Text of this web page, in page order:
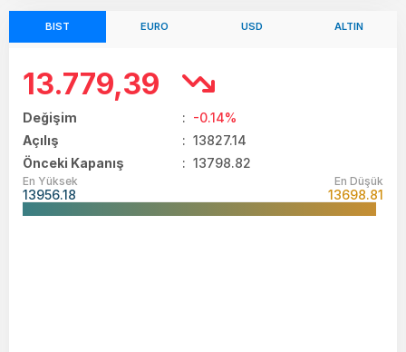
BIST EURO USD ALTIN
13.779,39
Değişim : -0.14%
Açılış
: 13827.14
Önceki Kapanış
: 13798.82
En Yüksek
13956.18
En Düşük
13698.81